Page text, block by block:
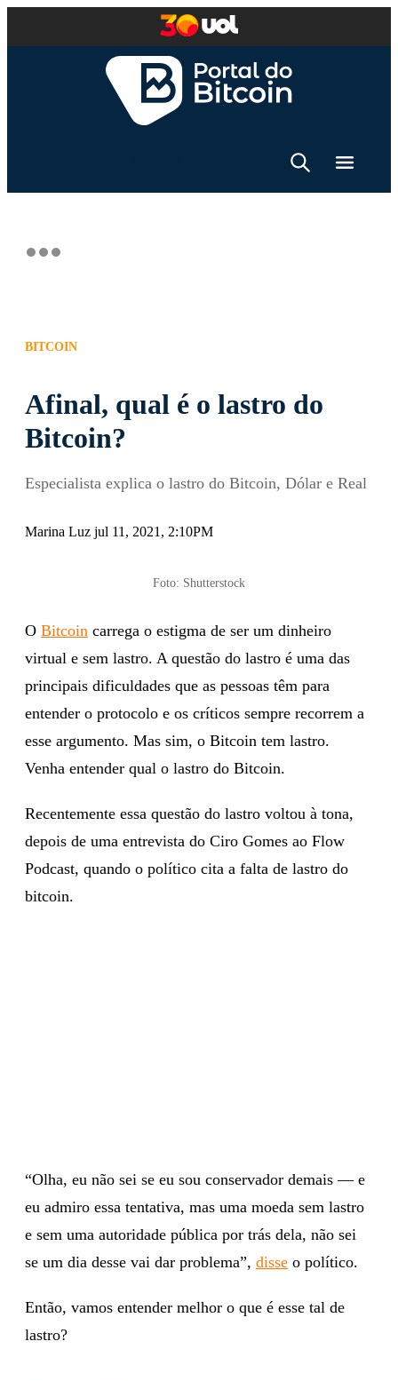
BITCOIN
Afinal, qual é o lastro do
Bitcoin?
Especialista explica o lastro do Bitcoin, Dólar e Real
Marina Luz jul 11, 2021, 2:10PM
Foto: Shutterstock
O Bitcoin carrega o estigma de ser um dinheiro
virtual e sem lastro. A questão do lastro é uma das
principais dificuldades que as pessoas têm para
entender o protocolo e os críticos sempre recorrem a
esse argumento. Mas sim, o Bitcoin tem lastro.
Venha entender qual o lastro do Bitcoin.
Recentemente essa questão do lastro voltou à tona,
depois de uma entrevista do Ciro Gomes ao Flow
Podcast, quando o político cita a falta de lastro do
bitcoin.
“Olha, eu não sei se eu sou conservador demais — e
eu admiro essa tentativa, mas uma moeda sem lastro
e sem uma autoridade pública por trás dela, não sei
se um dia desse vai dar problema”, disse o político.
Então, vamos entender melhor o que é esse tal de
lastro?